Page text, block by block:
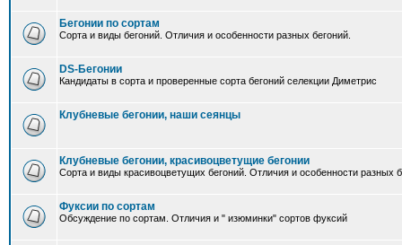
Бегонии по сортам
Сорта и виды бегоний. Отличия и особенности разных бегоний.
DS-Бегонии
Кандидаты в сорта и проверенные сорта бегоний селекции Диметрис
Клубневые бегонии, наши сеянцы
Клубневые бегонии, красивоцветущие бегонии
Сорта и виды красивоцветущих бегоний. Отличия и особенности разных
Фуксии по сортам
Обсуждение по сортам. Отличия и " изюминки" сортов фуксий